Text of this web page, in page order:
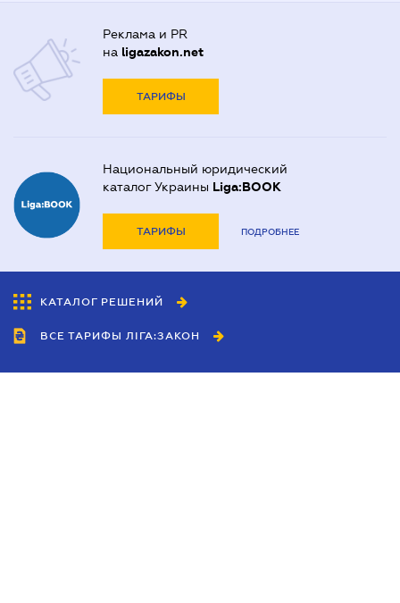
Реклама и PR
на ligazakon.net
ТАРИФЫ
Национальный юридический
каталог Украины Liga:BOOK
ТАРИФЫ ПОДРОБНЕЕ
КАТАЛОГ РЕШЕНИЙ
ВСЕ ТАРИФЫ ЛІГА:ЗАКОН